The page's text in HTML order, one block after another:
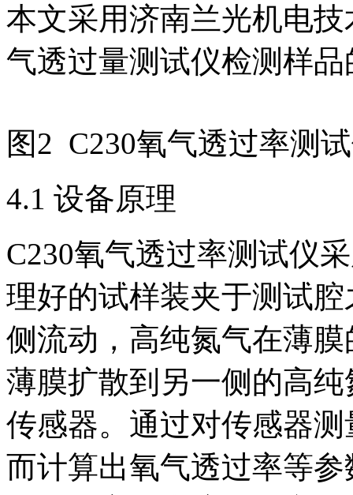
本文采用济南兰光机电
气透过量测试仪检测样
图2 C230氧气透过率测
4.1 设备原理
C230氧气透过率测试仪
理好的试样装夹于测试
侧流动，高纯氮气在薄
薄膜扩散到另一侧的高
传感器。通过对传感器
而计算出氧气透过率等